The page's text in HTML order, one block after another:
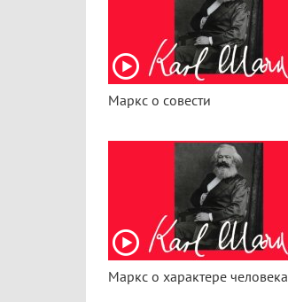
Маркс о совести
Маркс о характере человека